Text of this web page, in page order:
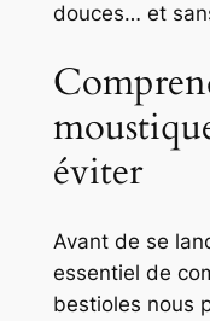
douces… et
éviter
Avant de se
essentiel de
bestioles nous